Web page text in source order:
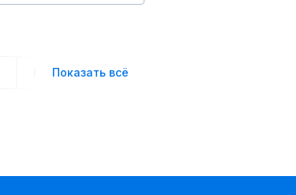
Нарядные
Показать всё